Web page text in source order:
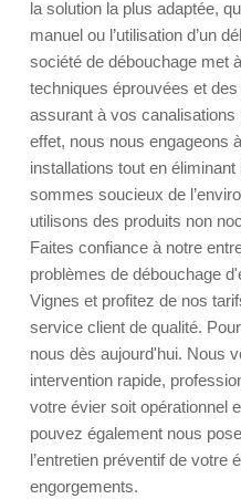
la solution la plus adaptée,
manuel ou l’utilisation d’un
société de débouchage met
techniques éprouvées et
assurant à vos
effet, nous nous engageons
installations tout en
sommes soucieux de
utilisons des produits non
Faites confiance à notre
problèmes de débouchage
Vignes et profitez de nos
service client de qualité.
nous dès aujourd'hui. Nous
intervention rapide,
votre évier soit opérationnel
pouvez également nous
l’entretien préventif de votre
engorgements.